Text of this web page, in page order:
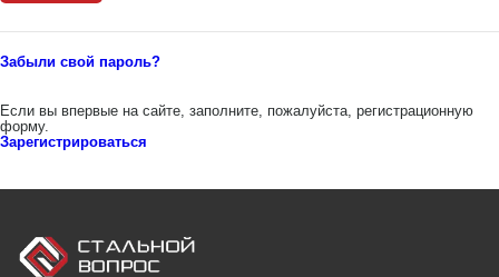
Забыли свой пароль?
Если вы впервые на сайте, заполните, пожалуйста, регистрационную
форму.
Зарегистрироваться